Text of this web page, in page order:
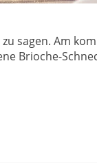
zu sagen. Am
Brioche-